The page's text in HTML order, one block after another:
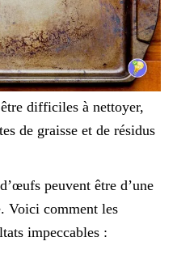
difficiles à nettoyer,
de graisse et de résidus
peuvent être d’une
Voici comment les
impeccables :